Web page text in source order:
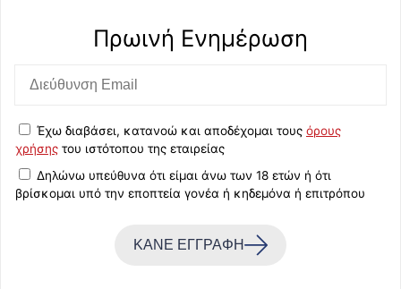
Πρωινή Eνημέρωση
Έχω διαβάσει, κατανοώ και αποδέχομαι τους όρους
χρήσης του ιστότοπου της εταιρείας
Δηλώνω υπεύθυνα ότι είμαι άνω των 18 ετών ή ότι
βρίσκομαι υπό την εποπτεία γονέα ή κηδεμόνα ή επιτρόπου
ΚΑΝΕ ΕΓΓΡΑΦΗ